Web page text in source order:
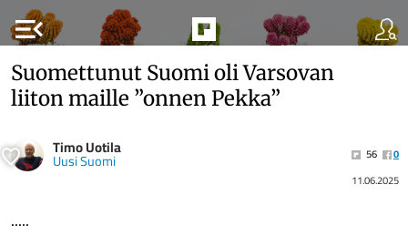
menu_open
Suomettunut Suomi oli Varsovan
liiton maille ”onnen Pekka”
Timo Uotila
Uusi Suomi 56
0
11.06.2025
.....